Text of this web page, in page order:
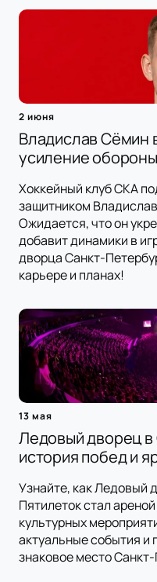
2 июня
Владислав Сёмин
усиление
Хоккейный клуб СКА
защитником
Ожидается, что он
добавит динамики в
дворца Санкт-
карьере и планах!
13 мая
Ледовый дворец
история побед и
Узнайте, как Ледовый
Пятилеток стал
культурных
актуальные события и
знаковое место